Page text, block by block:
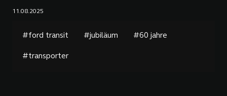
11.08.2025
#ford transit #jubiläum #60 jahre
#transporter